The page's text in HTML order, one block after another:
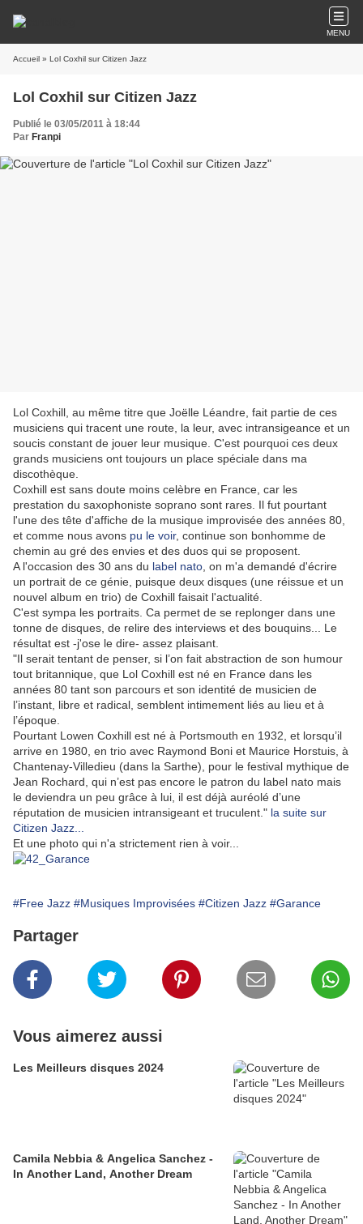
MENU
Accueil » Lol Coxhil sur Citizen Jazz
Lol Coxhil sur Citizen Jazz
Publié le 03/05/2011 à 18:44
Par Franpi
Lol Coxhill, au même titre que Joëlle Léandre, fait partie de ces
musiciens qui tracent une route, la leur, avec intransigeance et un
soucis constant de jouer leur musique. C'est pourquoi ces deux
grands musiciens ont toujours un place spéciale dans ma
discothèque.
Coxhill est sans doute moins celèbre en France, car les
prestation du saxophoniste soprano sont rares. Il fut pourtant
l'une des tête d'affiche de la musique improvisée des années 80,
et comme nous avons pu le voir, continue son bonhomme de
chemin au gré des envies et des duos qui se proposent.
A l'occasion des 30 ans du label nato , on m'a demandé d'écrire
un portrait de ce génie, puisque deux disques (une réissue et un
nouvel album en trio) de Coxhill faisait l'actualité.
C'est sympa les portraits. Ca permet de se replonger dans une
tonne de disques, de relire des interviews et des bouquins... Le
résultat est -j'ose le dire- assez plaisant.
"Il serait tentant de penser, si l’on fait abstraction de son humour
tout britannique, que Lol Coxhill est né en France dans les
années 80 tant son parcours et son identité de musicien de
l’instant, libre et radical, semblent intimement liés au lieu et à
l’époque.
Pourtant Lowen Coxhill est né à Portsmouth en 1932, et lorsqu’il
arrive en 1980, en trio avec Raymond Boni et Maurice Horstuis, à
Chantenay-Villedieu (dans la Sarthe), pour le festival mythique de
Jean Rochard, qui n’est pas encore le patron du label nato mais
le deviendra un peu grâce à lui, il est déjà auréolé d’une
réputation de musicien intransigeant et truculent." la suite sur
Citizen Jazz...
Et une photo qui n'a strictement rien à voir...
#Free Jazz #Musiques Improvisées #Citizen Jazz #Garance
Partager
Vous aimerez aussi
Les Meilleurs disques 2024
Camila Nebbia & Angelica Sanchez -
In Another Land, Another Dream